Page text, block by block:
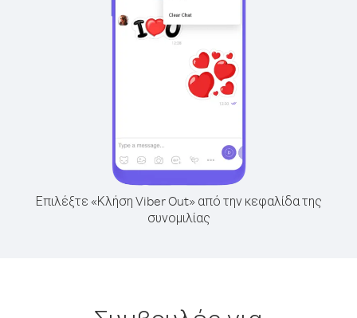
Επιλέξτε «Κλήση Viber Out» από την κεφαλίδα της
συνομιλίας